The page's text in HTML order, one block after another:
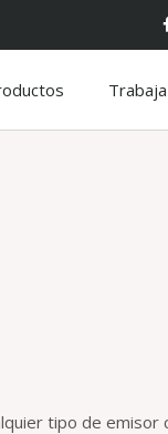
tipo de emisor